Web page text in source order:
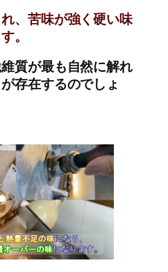
、苦味が強く硬い味
。
質が最も自然に解れ
存在するのでしょ